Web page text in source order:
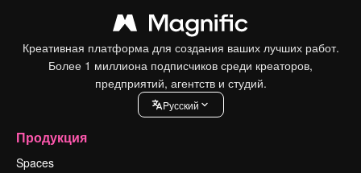
Креативная платформа для создания ваших лучших работ.
Более 1 миллиона подписчиков среди креаторов,
предприятий, агентств и студий.
Pусский
Продукция
Spaces